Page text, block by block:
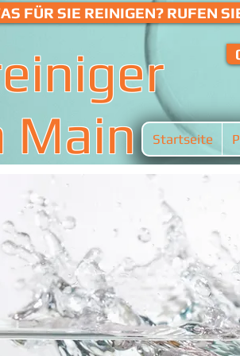
FÜR SIE REINIGEN? RUFEN
Startseite
Main